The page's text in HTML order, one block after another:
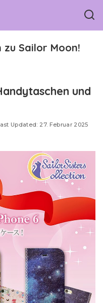
Sailor Moon!
und
Updated: 27. Februar 2025